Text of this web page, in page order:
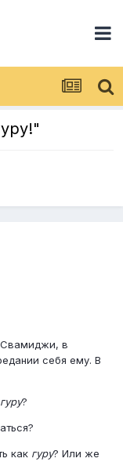
в
себя ему. В
гуру?
как гуру? Или же